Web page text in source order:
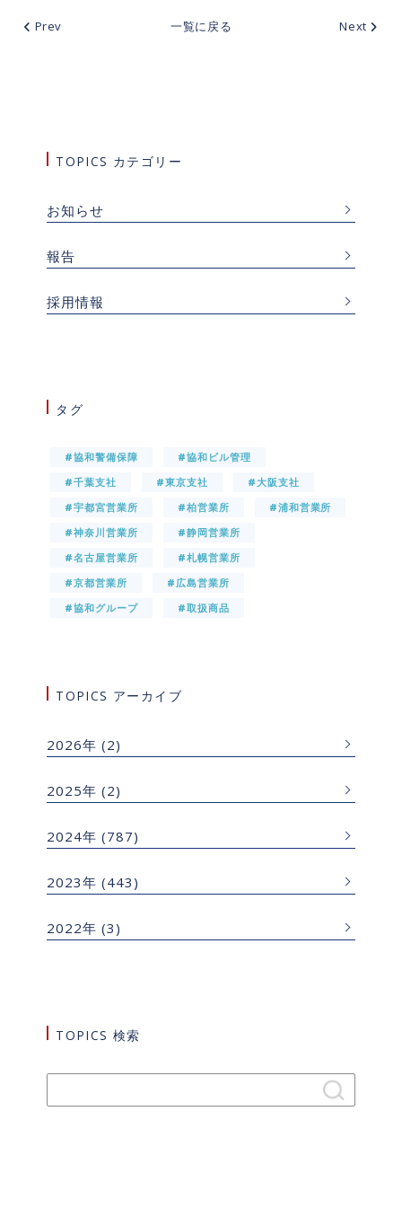
TOPICS カテゴリー
お知らせ
報告
採用情報
タグ
#協和警備保障
#協和ビル管理
#千葉支社
#東京支社
#大阪支社
#宇都宮営業所
#柏営業所
#浦和営業所
#神奈川営業所
#静岡営業所
#名古屋営業所
#札幌営業所
#京都営業所
#広島営業所
#協和グループ
#取扱商品
TOPICS アーカイブ
2026年 (2)
2025年 (2)
2024年 (787)
2023年 (443)
2022年 (3)
TOPICS 検索
Prev 一覧に戻る Next